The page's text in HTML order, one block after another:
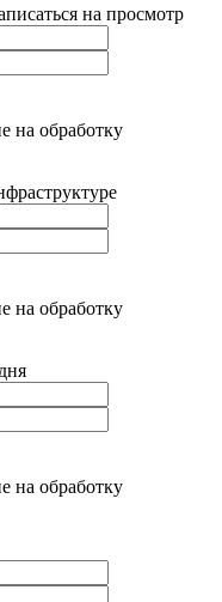
на просмотр
на обработку
на обработку
на обработку